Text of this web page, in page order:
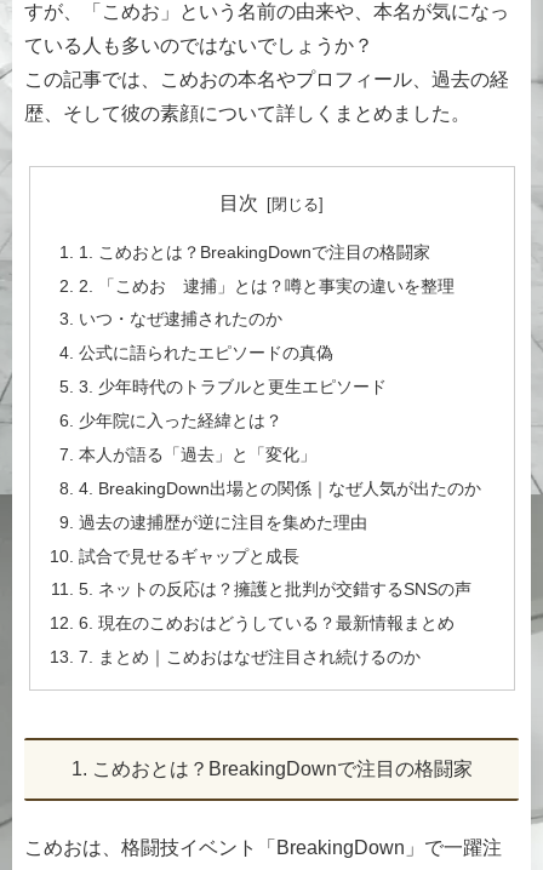
すが、「こめお」という名前の由来や、本名が気になっ
ている人も多いのではないでしょうか？
この記事では、こめおの本名やプロフィール、過去の経
歴、そして彼の素顔について詳しくまとめました。
目次
1. こめおとは？BreakingDownで注目の格闘家
2. 「こめお 逮捕」とは？噂と事実の違いを整理
いつ・なぜ逮捕されたのか
公式に語られたエピソードの真偽
3. 少年時代のトラブルと更生エピソード
少年院に入った経緯とは？
本人が語る「過去」と「変化」
4. BreakingDown出場との関係｜なぜ人気が出たのか
過去の逮捕歴が逆に注目を集めた理由
試合で見せるギャップと成長
5. ネットの反応は？擁護と批判が交錯するSNSの声
6. 現在のこめおはどうしている？最新情報まとめ
7. まとめ｜こめおはなぜ注目され続けるのか
1. こめおとは？BreakingDownで注目の格闘家
こめおは、格闘技イベント「BreakingDown」で一躍注